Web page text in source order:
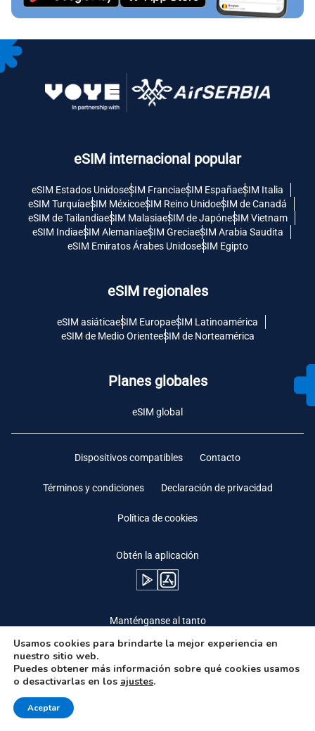
eSIM internacional popular
eSIM Estados UnidoseSIM FranciaeSIM EspañaeSIM Italia
eSIM TurquíaeSIM MéxicoeSIM Reino UnidoeSIM de Canadá
eSIM de TailandiaeSIM MalasiaeSIM de JapóneSIM Vietnam
eSIM IndiaeSIM AlemaniaeSIM GreciaeSIM Arabia Saudita
eSIM Emiratos Árabes UnidoseSIM Egipto
eSIM regionales
eSIM asiáticaeSIM EuropaeSIM Latinoamérica
eSIM de Medio OrienteeSIM de Norteamérica
Planes globales
eSIM global
Dispositivos compatibles Contacto
Términos y condiciones Declaración de privacidad
Política de cookies
Obtén la aplicación
Manténganse al tanto
Usamos cookies para brindarte la mejor experiencia en
nuestro sitio web.
Puedes obtener más información sobre qué cookies usamos
o desactivarlas en los ajustes.
Aceptar